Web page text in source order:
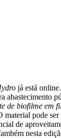
já está
abastecimento
de biofilme em
pode
de
nesta